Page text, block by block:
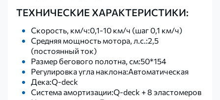
ТЕХНИЧЕСКИЕ ХАРАКТЕРИСТИКИ:
Скорость, км/ч:0,1-10 км/ч (шаг 0,1 км/ч)
Средняя мощность мотора, л.с.:2,5
(постоянный ток)
Размер бегового полотна, см:50*154
Регулировка угла наклона:Автоматическая
Дека:Q-deck
Система амортизации:Q-deck + 8 эластомеров